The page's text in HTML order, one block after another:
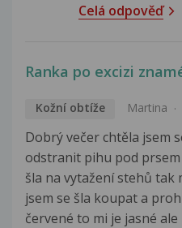
Celá odpověď
Ranka po excizi
Kožní obtíže Martina
Dobrý večer chtěla jsem
odstranit pihu pod prsem
šla na vytažení stehů tak
jsem se šla koupat a
červené to mi je jasné